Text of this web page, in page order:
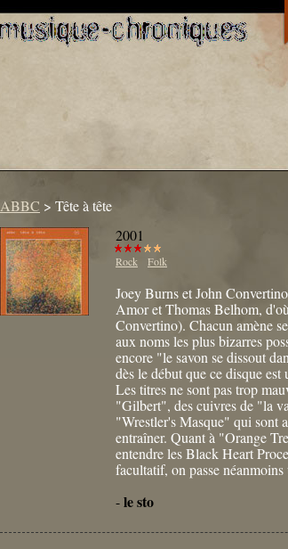
ABBC > Tête à tête
2001
Rock Folk
Joey Burns et John
Amor et Thomas Belhom,
Convertino). Chacun amène
aux noms les plus bizarres
encore "le savon se dissout
dès le début que ce disque
Les titres ne sont pas trop
"Gilbert", des cuivres de "la
"Wrestler's Masque" qui sont
entraîner. Quant à "Orange
entendre les Black Heart
facultatif, on passe
-le sto